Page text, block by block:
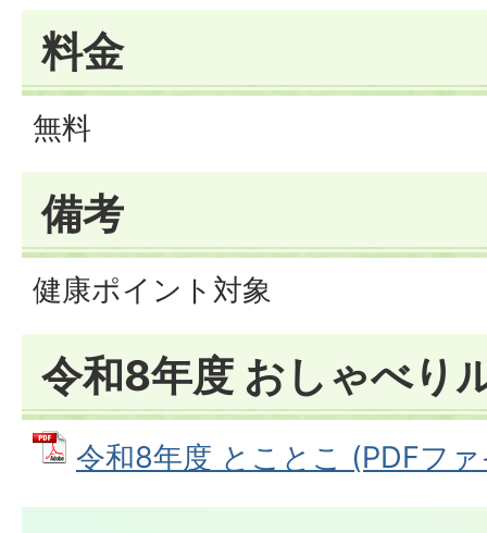
料金
無料
備考
健康ポイント対象
令和8年度 おしゃべり
令和8年度 とことこ (PDFフ